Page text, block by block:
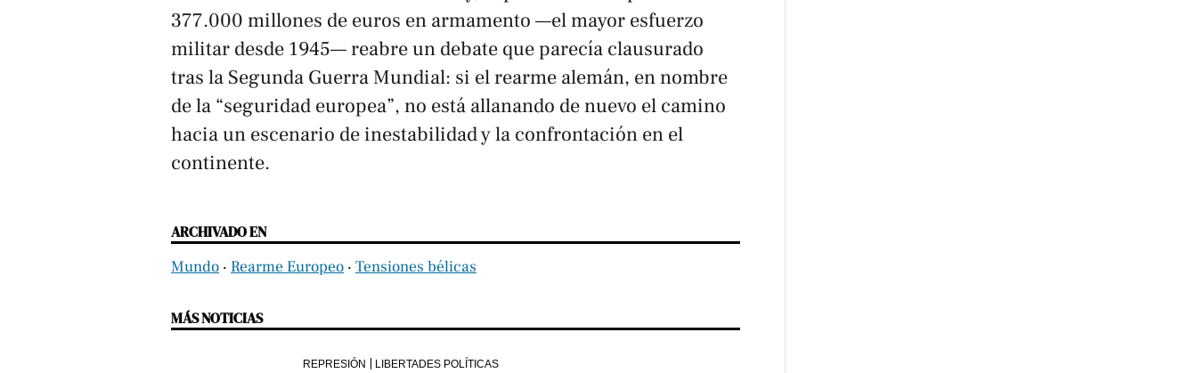
377.000 millones de euros en armamento —el mayor esfuerzo
militar desde 1945— reabre un debate que parecía clausurado
tras la Segunda Guerra Mundial: si el rearme alemán, en nombre
de la “seguridad europea”, no está allanando de nuevo el camino
hacia un escenario de inestabilidad y la confrontación en el
continente.
ARCHIVADO EN
Mundo ‧ Rearme Europeo ‧ Tensiones bélicas
MÁS NOTICIAS
REPRESIÓN LIBERTADES POLÍTICAS